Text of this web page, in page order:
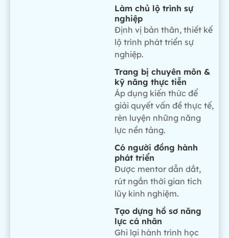
Làm chủ lộ trình sự
nghiệp
Định vị bản thân, thiết kế
lộ trình phát triển sự
nghiệp.
Trang bị chuyên môn &
kỹ năng thực tiễn
Áp dụng kiến thức để
giải quyết vấn đề thực tế,
rèn luyện những năng
lực nền tảng.
Có người đồng hành
phát triển
Được mentor dẫn dắt,
rút ngắn thời gian tích
lũy kinh nghiệm.
Tạo dựng hồ sơ năng
lực cá nhân
Ghi lại hành trình học